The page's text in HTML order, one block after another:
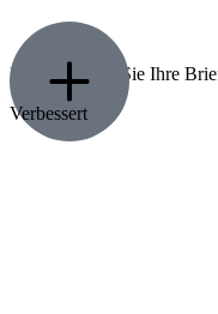
Konfigurieren Sie Ihre
Verbessert